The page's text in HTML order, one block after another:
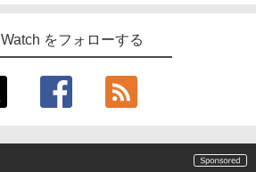
をフォローする